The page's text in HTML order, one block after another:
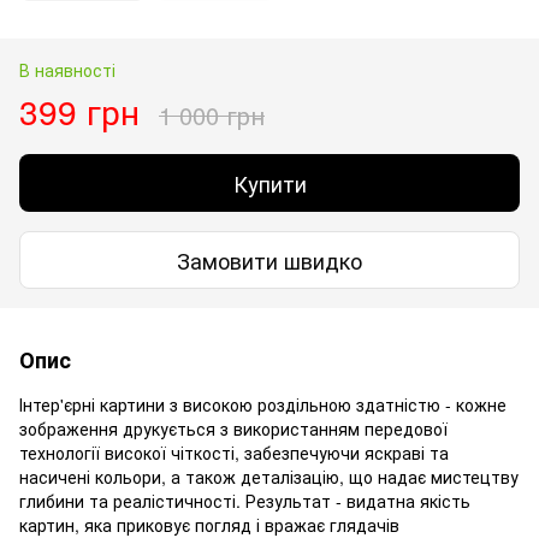
В наявності
399 грн 1 000 грн
Купити
Замовити швидко
Опис
Інтер'єрні картини з високою роздільною здатністю - кожне
зображення друкується з використанням передової
технології високої чіткості, забезпечуючи яскраві та
насичені кольори, а також деталізацію, що надає мистецтву
глибини та реалістичності. Результат - видатна якість
картин, яка приковує погляд і вражає глядачів